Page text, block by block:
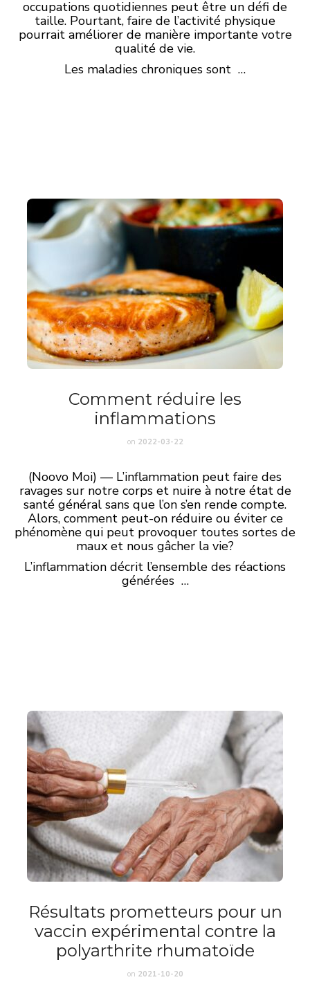
occupations quotidiennes peut être un défi de
taille. Pourtant, faire de l’activité physique
pourrait améliorer de manière importante votre
qualité de vie.
Les maladies chroniques sont …
Comment réduire les
inflammations
on 2022-03-22
(Noovo Moi) — L’inflammation peut faire des
ravages sur notre corps et nuire à notre état de
santé général sans que l’on s’en rende compte.
Alors, comment peut-on réduire ou éviter ce
phénomène qui peut provoquer toutes sortes de
maux et nous gâcher la vie?
L’inflammation décrit l’ensemble des réactions
générées …
Résultats prometteurs pour un
vaccin expérimental contre la
polyarthrite rhumatoïde
on 2021-10-20